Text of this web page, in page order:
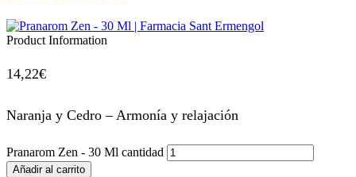
Product Information
14,22€
Naranja y Cedro – Armonía y relajación
Pranarom Zen - 30 Ml cantidad
Añadir al carrito